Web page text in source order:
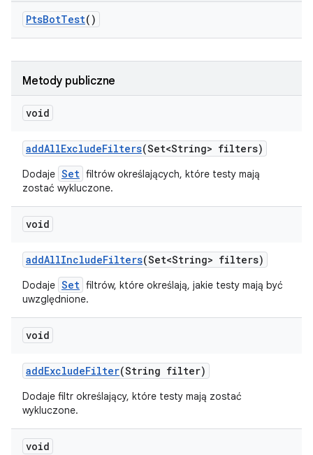
PtsBotTest()
Metody publiczne
void
addAllExcludeFilters(Set<String> filters)
Dodaje Set filtrów określających, które testy mają
zostać wykluczone.
void
addAllIncludeFilters(Set<String> filters)
Dodaje Set filtrów, które określają, jakie testy mają być
uwzględnione.
void
addExcludeFilter(String filter)
Dodaje filtr określający, które testy mają zostać
wykluczone.
void